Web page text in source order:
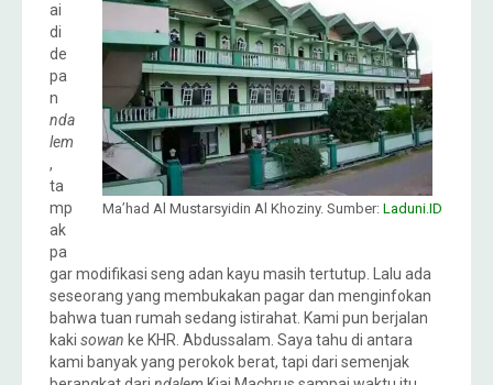
Ma’had Al Mustarsyidin Al Khoziny. Sumber: Laduni.ID
ai
di
de
pa
n
nda
lem
,
ta
mp
ak
pa
gar modifikasi seng adan kayu masih tertutup. Lalu ada
seseorang yang membukakan pagar dan menginfokan
bahwa tuan rumah sedang istirahat. Kami pun berjalan
kaki sowan ke KHR. Abdussalam. Saya tahu di antara
kami banyak yang perokok berat, tapi dari semenjak